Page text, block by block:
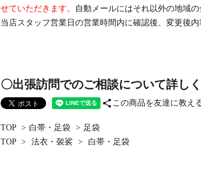
せていただきます。
自動メールにはそれ以外の地域
当店スタッフ営業日の営業時間内に確認後、変更後
〇出張訪問でのご相談について詳し
share この商品を友達に教え
TOP > 白帯・足袋 > 足袋
TOP > 法衣・袈裟 > 白帯・足袋